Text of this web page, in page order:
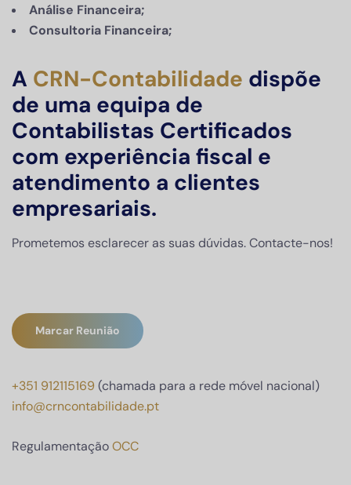
Análise Financeira;
Consultoria Financeira;
A CRN-Contabilidade dispõe
de uma equipa de
Contabilistas Certificados
com experiência fiscal e
atendimento a clientes
empresariais.
Prometemos esclarecer as suas dúvidas. Contacte-nos!
Marcar Reunião
+351 912115169 (chamada para a rede móvel nacional)
info@crncontabilidade.pt
RegulamentaçãoOCC